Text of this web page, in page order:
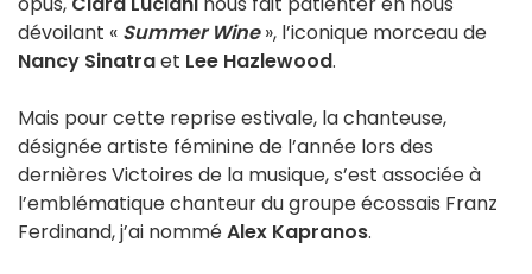
dévoilant « Summer Wine », l’iconique morceau de
Nancy Sinatraet Lee Hazlewood.
Mais pour cette reprise estivale, la chanteuse,
désignée artiste féminine de l’année lors des
dernières Victoires de la musique, s’est associée à
l’emblématique chanteur du groupe écossais Franz
Ferdinand, j’ai nomméAlex Kapranos.